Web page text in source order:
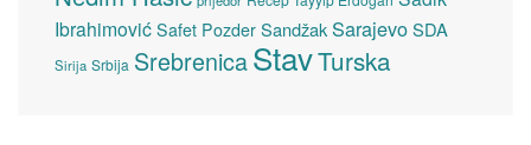
Ibrahimović Safet Pozder SandžakSarajevoSDA
Sirija Srbija SrebrenicaStavTurska